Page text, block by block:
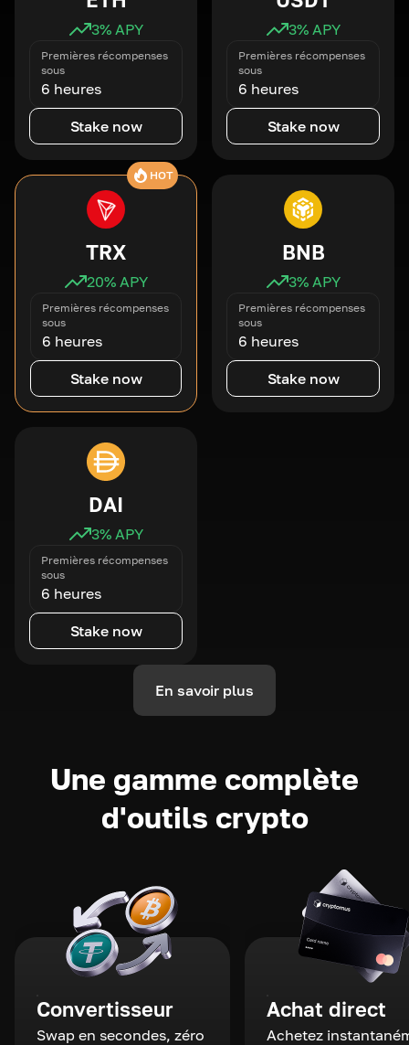
3% APY
Premières récompenses
sous
6 heures
Stake now
3% APY
Premières récompenses
sous
6 heures
Stake now
HOT
TRX
20% APY
Premières récompenses
sous
6 heures
Stake now
BNB
3% APY
Premières récompenses
sous
6 heures
Stake now
DAI
3% APY
Premières récompenses
sous
6 heures
Stake now
En savoir plus
Une gamme complète
d'outils crypto
Convertisseur
Swap en secondes, zéro
Achat direct
Achetez